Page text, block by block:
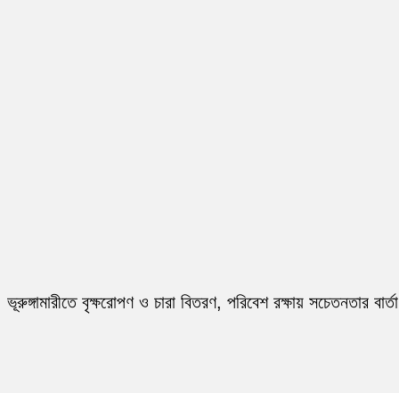
ভূরুঙ্গামারীতে বৃক্ষরোপণ ও চারা বিতরণ, পরিবেশ রক্ষায় সচেতনতার বার্তা